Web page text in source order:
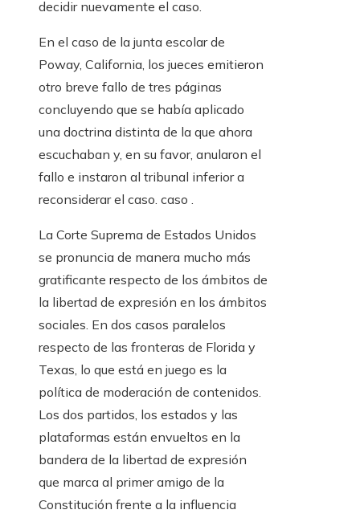
decidir nuevamente el caso.
En el caso de la junta escolar de
Poway, California, los jueces emitieron
otro breve fallo de tres páginas
concluyendo que se había aplicado
una doctrina distinta de la que ahora
escuchaban y, en su favor, anularon el
fallo e instaron al tribunal inferior a
reconsiderar el caso. caso .
La Corte Suprema de Estados Unidos
se pronuncia de manera mucho más
gratificante respecto de los ámbitos de
la libertad de expresión en los ámbitos
sociales. En dos casos paralelos
respecto de las fronteras de Florida y
Texas, lo que está en juego es la
política de moderación de contenidos.
Los dos partidos, los estados y las
plataformas están envueltos en la
bandera de la libertad de expresión
que marca al primer amigo de la
Constitución frente a la influencia